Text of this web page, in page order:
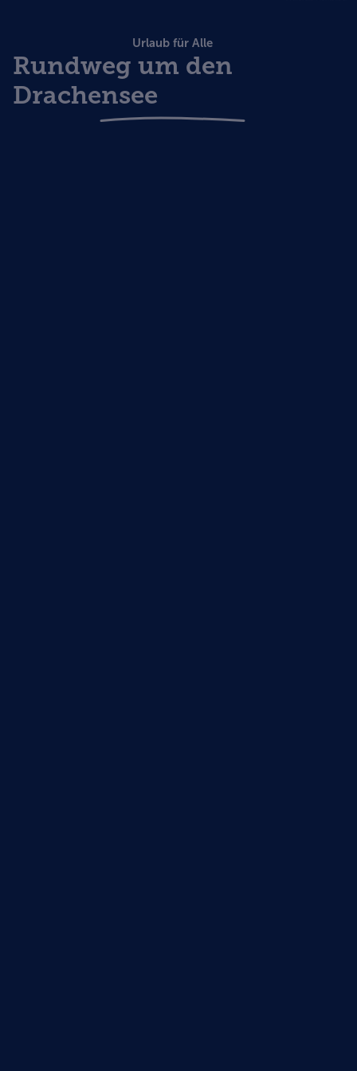
Urlaub für Alle
Rundweg um den
Drachensee